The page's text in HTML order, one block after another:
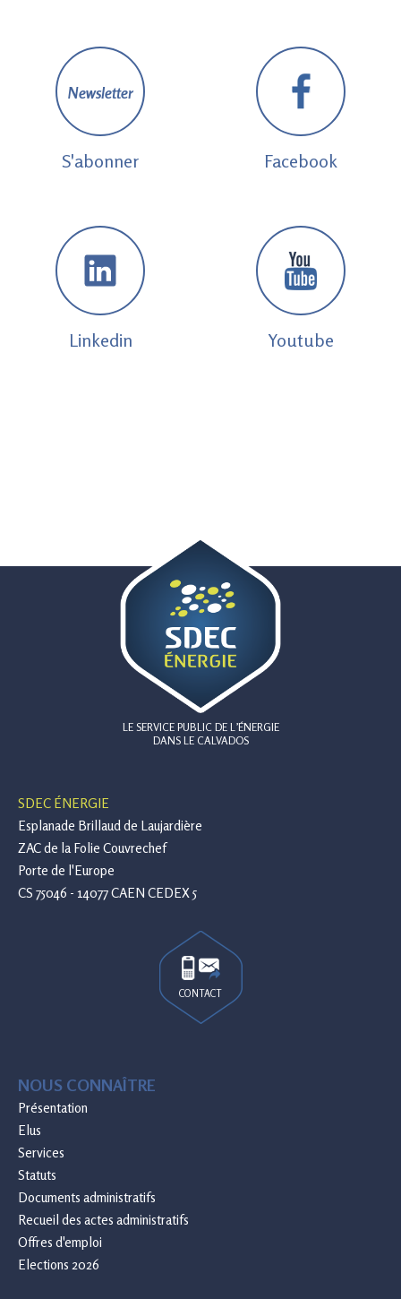
Newsletter
S'abonner Facebook
Linkedin Youtube
LE SERVICE PUBLIC DE L’ÉNERGIE
DANS LE CALVADOS
SDEC ÉNERGIE
Esplanade Brillaud de Laujardière
ZAC de la Folie Couvrechef
Porte de l'Europe
CS 75046 - 14077 CAEN CEDEX 5
CONTACT
NOUS CONNAÎTRE
Présentation
Elus
Services
Statuts
Documents administratifs
Recueil des actes administratifs
Offres d'emploi
Elections 2026